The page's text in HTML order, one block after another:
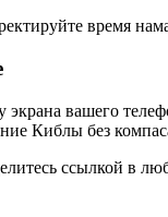
время
вашего
Киблы без
ссылкой в